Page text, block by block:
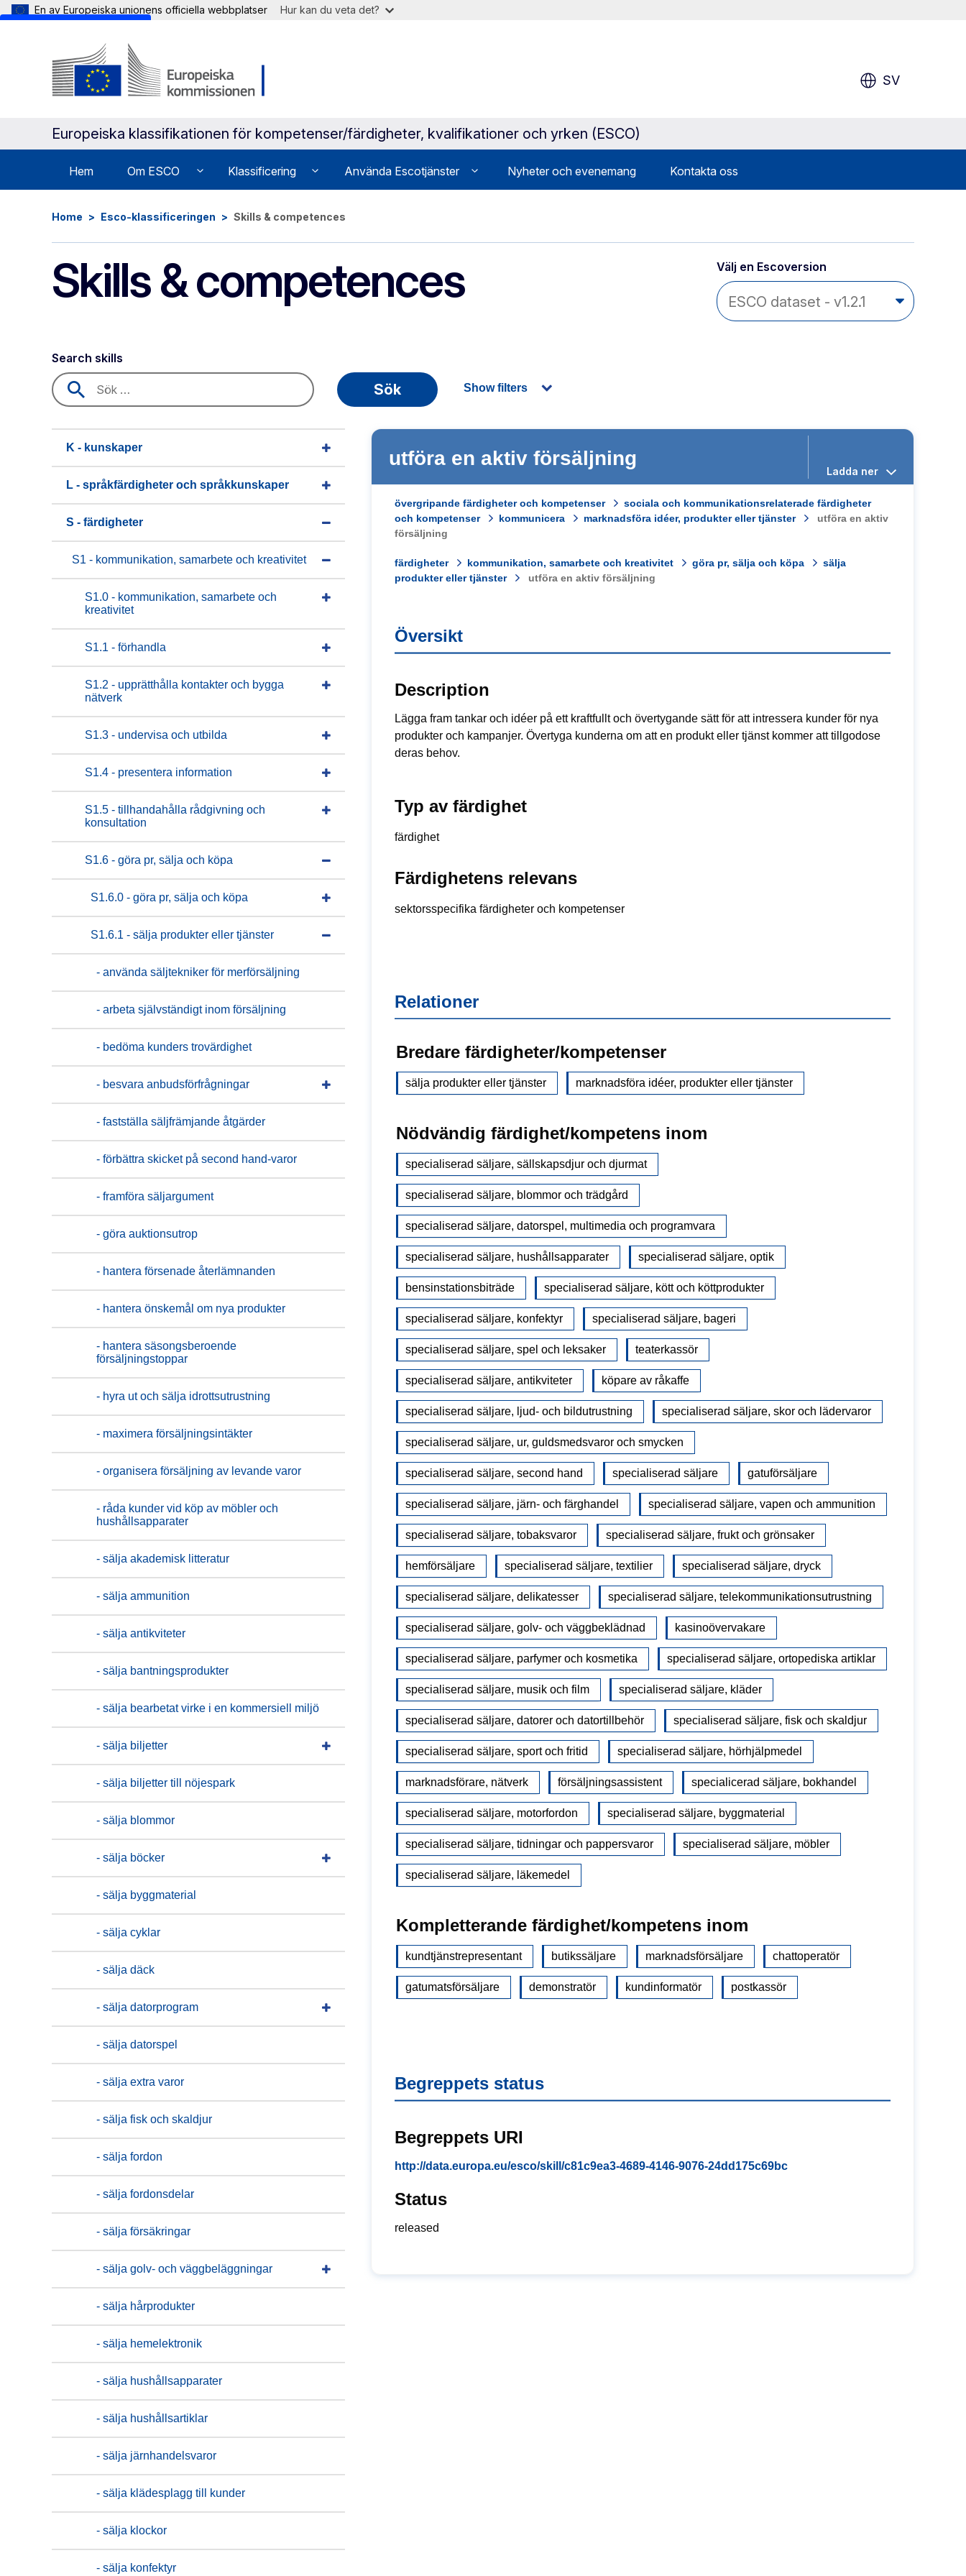
En av Europeiska unionens officiella webbplatser Hur kan du veta det?
SV
Europeiska klassifikationen för kompetenser/färdigheter, kvalifikationer och yrken (ESCO)
Hem Om ESCO Klassificering Använda Escotjänster Nyheter och evenemang Kontakta oss
Home Esco-klassificeringen Skills & competences
Skills & competences Välj en Escoversion
Search skills
Sök Show filters
K - kunskaper
L - språkfärdigheter och språkkunskaper
S - färdigheter
S1 - kommunikation, samarbete och kreativitet
S1.0 - kommunikation, samarbete och
kreativitet
S1.1 - förhandla
S1.2 - upprätthålla kontakter och bygga
nätverk
S1.3 - undervisa och utbilda
S1.4 - presentera information
S1.5 - tillhandahålla rådgivning och
konsultation
S1.6 - göra pr, sälja och köpa
S1.6.0 - göra pr, sälja och köpa
S1.6.1 - sälja produkter eller tjänster
- använda säljtekniker för merförsäljning
- arbeta självständigt inom försäljning
- bedöma kunders trovärdighet
- besvara anbudsförfrågningar
- fastställa säljfrämjande åtgärder
- förbättra skicket på second hand-varor
- framföra säljargument
- göra auktionsutrop
- hantera försenade återlämnanden
- hantera önskemål om nya produkter
- hantera säsongsberoende
försäljningstoppar
- hyra ut och sälja idrottsutrustning
- maximera försäljningsintäkter
- organisera försäljning av levande varor
- råda kunder vid köp av möbler och
hushållsapparater
- sälja akademisk litteratur
- sälja ammunition
- sälja antikviteter
- sälja bantningsprodukter
- sälja bearbetat virke i en kommersiell miljö
- sälja biljetter
- sälja biljetter till nöjespark
- sälja blommor
- sälja böcker
- sälja byggmaterial
- sälja cyklar
- sälja däck
- sälja datorprogram
- sälja datorspel
- sälja extra varor
- sälja fisk och skaldjur
- sälja fordon
- sälja fordonsdelar
- sälja försäkringar
- sälja golv- och väggbeläggningar
- sälja hårprodukter
- sälja hemelektronik
- sälja hushållsapparater
- sälja hushållsartiklar
- sälja järnhandelsvaror
- sälja klädesplagg till kunder
- sälja klockor
- sälja konfektyr
utföra en aktiv försäljning
övergripande färdigheter och kompetenser
sociala och kommunikationsrelaterade färdigheter
och kompetenser
kommunicera marknadsföra idéer, produkter eller tjänster
utföra en aktiv
försäljning
färdigheter kommunikation, samarbete och kreativitet göra pr, sälja och köpa
sälja
produkter eller tjänster
utföra en aktiv försäljning
Översikt
Description
Lägga fram tankar och idéer på ett kraftfullt och övertygande sätt för att intressera kunder för nya
produkter och kampanjer. Övertyga kunderna om att en produkt eller tjänst kommer att tillgodose
deras behov.
Typ av färdighet
färdighet
Färdighetens relevans
sektorsspecifika färdigheter och kompetenser
Relationer
Bredare färdigheter/kompetenser
sälja produkter eller tjänster marknadsföra idéer, produkter eller tjänster
Nödvändig färdighet/kompetens inom
specialiserad säljare, sällskapsdjur och djurmat
specialiserad säljare, blommor och trädgård
specialiserad säljare, datorspel, multimedia och programvara
specialiserad säljare, hushållsapparater specialiserad säljare, optik
bensinstationsbiträde specialiserad säljare, kött och köttprodukter
specialiserad säljare, konfektyr specialiserad säljare, bageri
specialiserad säljare, spel och leksaker teaterkassör
specialiserad säljare, antikviteter köpare av råkaffe
specialiserad säljare, ljud- och bildutrustning specialiserad säljare, skor och lädervaror
specialiserad säljare, ur, guldsmedsvaror och smycken
specialiserad säljare, second hand specialiserad säljare gatuförsäljare
specialiserad säljare, järn- och färghandel specialiserad säljare, vapen och ammunition
specialiserad säljare, tobaksvaror specialiserad säljare, frukt och grönsaker
hemförsäljare specialiserad säljare, textilier specialiserad säljare, dryck
specialiserad säljare, delikatesser specialiserad säljare, telekommunikationsutrustning
specialiserad säljare, golv- och väggbeklädnad kasinoövervakare
specialiserad säljare, parfymer och kosmetika specialiserad säljare, ortopediska artiklar
specialiserad säljare, musik och film specialiserad säljare, kläder
specialiserad säljare, datorer och datortillbehör specialiserad säljare, fisk och skaldjur
specialiserad säljare, sport och fritid specialiserad säljare, hörhjälpmedel
marknadsförare, nätverk försäljningsassistent specialicerad säljare, bokhandel
specialiserad säljare, motorfordon specialiserad säljare, byggmaterial
specialiserad säljare, tidningar och pappersvaror specialiserad säljare, möbler
specialiserad säljare, läkemedel
Kompletterande färdighet/kompetens inom
kundtjänstrepresentant butikssäljare marknadsförsäljare chattoperatör
gatumatsförsäljare demonstratör kundinformatör postkassör
Begreppets status
Begreppets URI
http://data.europa.eu/esco/skill/c81c9ea3-4689-4146-9076-24dd175c69bc
Status
released